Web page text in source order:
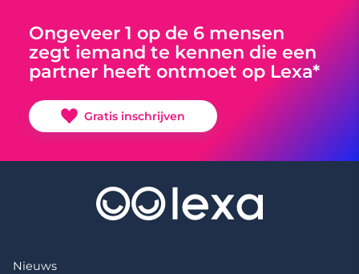
Ongeveer 1 op de 6 mensen
zegt iemand te kennen die een
partner heeft ontmoet op Lexa*
Gratis inschrijven
Nieuws